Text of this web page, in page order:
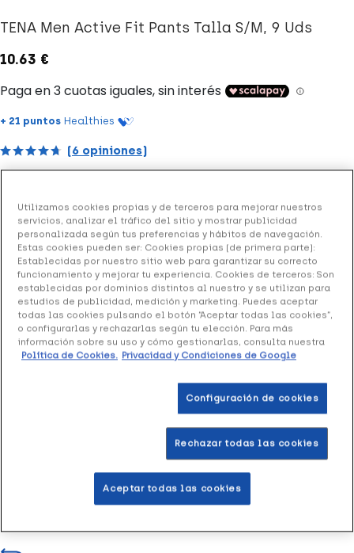
TENA Men Active Fit Pants Talla S/M, 9 Uds
10.63 €
+ 21 puntos Healthies
(6 opiniones)
TENA Men Active Fit Pants Talla S/M
para una absorción
segura, bloquea las fugas eficazmente. Diseñado para una
alto nivel de absorción con núcleo absorbente en la parte
delantera para pérdidas de orina. Apto para tallas de la 39
a la 46.
Formato: envase de 9 unidades
Añadir a la Wishlist
Entrega rápida y gratuitaen farmacia
Envío a domicilioen 24-48h laborables
Utilizamos cookies propias y de terceros para mejorar nuestros
servicios, analizar el tráfico del sitio y mostrar publicidad
personalizada según tus preferencias y hábitos de navegación.
Estas cookies pueden ser: Cookies propias (de primera parte):
Establecidas por nuestro sitio web para garantizar su correcto
funcionamiento y mejorar tu experiencia. Cookies de terceros: Son
establecidas por dominios distintos al nuestro y se utilizan para
estudios de publicidad, medición y marketing. Puedes aceptar
todas las cookies pulsando el botón “Aceptar todas las cookies”,
o configurarlas y rechazarlas según tu elección. Para más
información sobre su uso y cómo gestionarlas, consulta nuestra
Política de Cookies. Privacidad y Condiciones de Google
Configuración de cookies
Rechazar todas las cookies
Aceptar todas las cookies